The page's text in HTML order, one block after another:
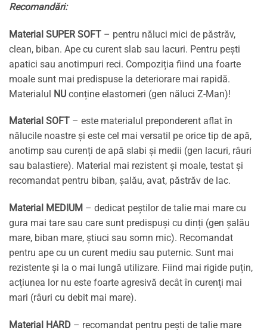
Recomandări:
Material SUPER SOFT – pentru năluci mici de păstrăv,
clean, biban. Ape cu curent slab sau lacuri. Pentru pești
apatici sau anotimpuri reci. Compoziția fiind una foarte
moale sunt mai predispuse la deteriorare mai rapidă.
Materialul NU conține elastomeri (gen năluci Z-Man)!
Material SOFT – este materialul preponderent aflat în
nălucile noastre și este cel mai versatil pe orice tip de apă,
anotimp sau curenți de apă slabi și medii (gen lacuri, râuri
sau balastiere). Material mai rezistent și moale, testat și
recomandat pentru biban, șalău, avat, păstrăv de lac.
Material MEDIUM – dedicat peștilor de talie mai mare cu
gura mai tare sau care sunt predispuși cu dinți (gen șalău
mare, biban mare, știuci sau somn mic). Recomandat
pentru ape cu un curent mediu sau puternic. Sunt mai
rezistente și la o mai lungă utilizare. Fiind mai rigide puțin,
acțiunea lor nu este foarte agresivă decât în curenți mai
mari (râuri cu debit mai mare).
Material HARD – recomandat pentru pești de talie mare